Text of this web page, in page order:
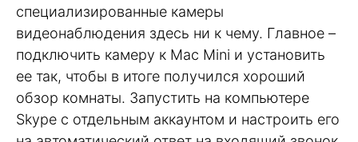
специализированные камеры
видеонаблюдения здесь ни к чему. Главное –
подключить камеру к Mac Mini и установить
ее так, чтобы в итоге получился хороший
обзор комнаты. Запустить на компьютере
Skype с отдельным аккаунтом и настроить его